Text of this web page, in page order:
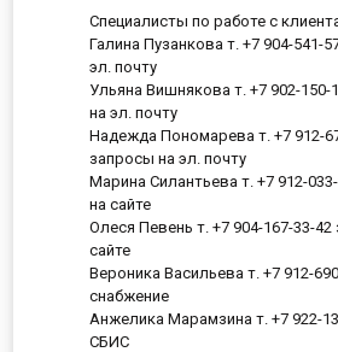
Специалисты по работе с
Галина Пузанкова т. +7 904-541-
эл. почту
Ульяна Вишнякова т. +7 902-150-
на эл. почту
Надежда Пономарева т. +7 912-
запросы на эл. почту
Марина Силантьева т. +7 912-
на сайте
Олеся Певень т. +7 904-167-33-42
сайте
Вероника Васильева т. +7 912-
снабжение
Анжелика Марамзина т. +7 922-
СБИС